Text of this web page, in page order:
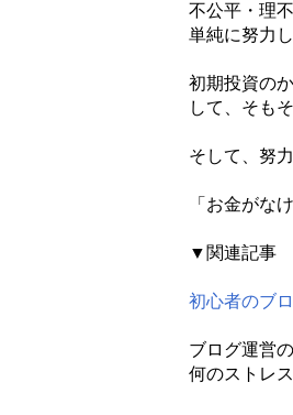
不公平・理
単純に努力
初期投資の
して、そも
そして、努
「お金がな
▼関連記事
初心者のブ
ブログ運営
何のストレ